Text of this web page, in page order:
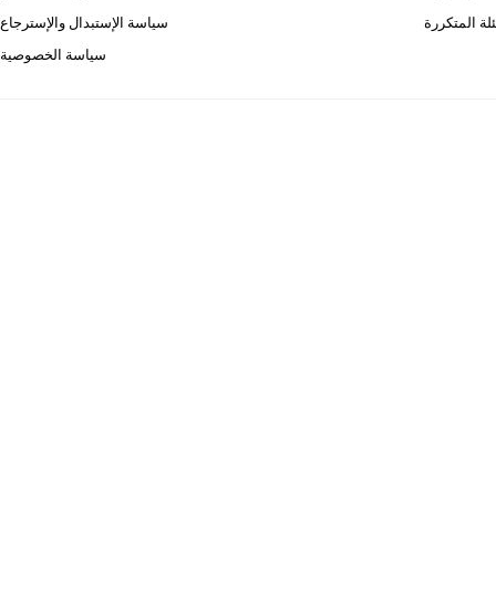
سياسة الإستبدال والإسترجاع
سياسة الخصوصية
المتكررة